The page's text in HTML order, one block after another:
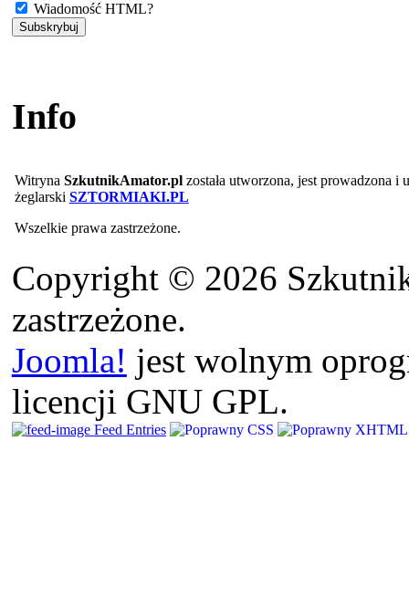
Wiadomość HTML?
Info
Witryna SzkutnikAmator.plzostała utworzona, jest prowadzona i
żeglarski SZTORMIAKI.PL
Wszelkie prawa zastrzeżone.
Copyright © 2026
zastrzeżone.
Joomla! jest wolnym
licencji GNU GPL.
Feed Entries